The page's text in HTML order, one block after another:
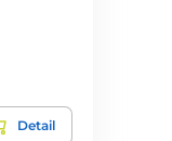
Detail